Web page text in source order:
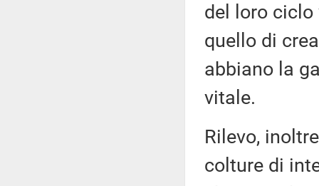
del loro ciclo
quello di
abbiano la
vitale.
Rilevo,
colture di